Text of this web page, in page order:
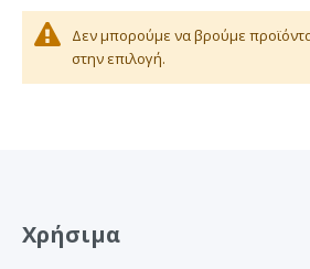
Δεν μπορούμε να βρούμε
στην επιλογή.
Χρήσιμα